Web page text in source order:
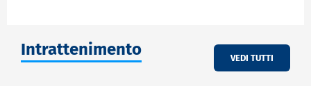
Intrattenimento VEDI TUTTI